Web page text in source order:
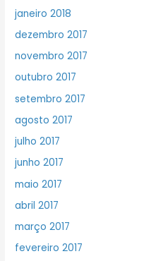
janeiro 2018
dezembro 2017
novembro 2017
outubro 2017
setembro 2017
agosto 2017
julho 2017
junho 2017
maio 2017
abril 2017
março 2017
fevereiro 2017